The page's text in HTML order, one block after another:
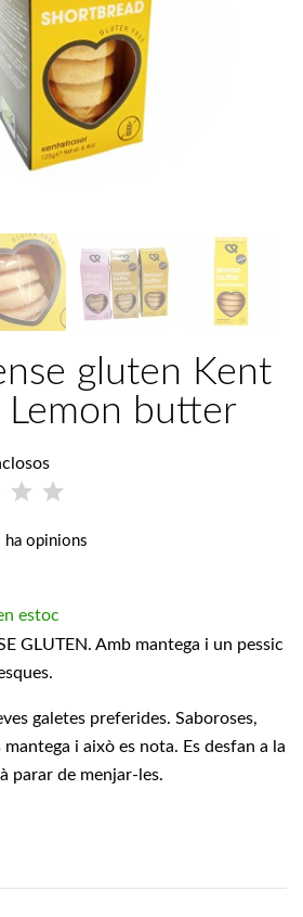
gluten Kent
Lemon butter
ha opinions
estoc
GLUTEN. Amb mantega i un pessic
galetes preferides. Saboroses,
i això es nota. Es desfan a la
parar de menjar-les.